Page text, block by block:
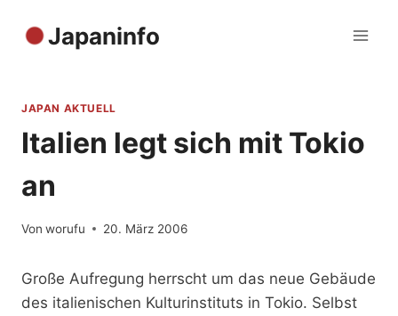
Inhalt
Japaninfo
JAPAN AKTUELL
Italien legt sich mit Tokio
an
Von worufu 20. März 2006
Große Aufregung herrscht um das neue Gebäude
des italienischen Kulturinstituts in Tokio. Selbst